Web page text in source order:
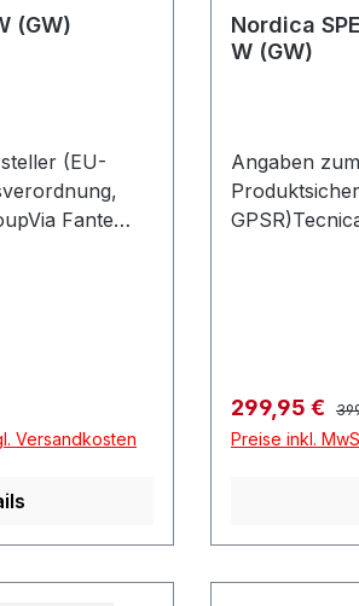
(GW)
(EU-
Fante
Versandkosten
Nordica
W (GW)
Angaben
299,95 €
Preise inkl.